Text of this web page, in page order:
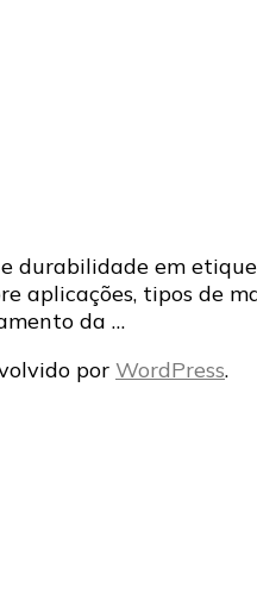
durabilidade em
aplicações, tipos de
da …
por WordPress.